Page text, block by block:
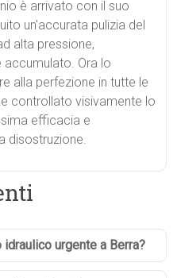
è arrivato con il suo
un'accurata pulizia del
alta pressione,
Ora lo
alla perfezione in tutte le
controllato visivamente lo
efficacia e
disostruzione.
urgente a Berra?